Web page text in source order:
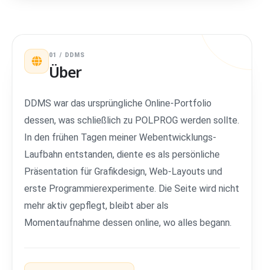
01 / DDMS
Über
DDMS war das ursprüngliche Online-Portfolio
dessen, was schließlich zu POLPROG werden sollte.
In den frühen Tagen meiner Webentwicklungs-
Laufbahn entstanden, diente es als persönliche
Präsentation für Grafikdesign, Web-Layouts und
erste Programmierexperimente. Die Seite wird nicht
mehr aktiv gepflegt, bleibt aber als
Momentaufnahme dessen online, wo alles begann.